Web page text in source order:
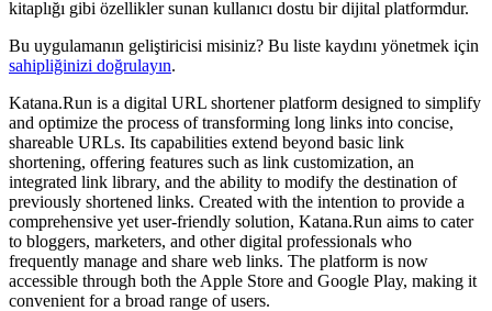
kitaplığı gibi özellikler sunan kullanıcı dostu bir dijital platformdur.
Bu uygulamanın geliştiricisi misiniz? Bu liste kaydını yönetmek için
sahipliğinizi doğrulayın.
Katana.Run is a digital URL shortener platform designed to simplify
and optimize the process of transforming long links into concise,
shareable URLs. Its capabilities extend beyond basic link
shortening, offering features such as link customization, an
integrated link library, and the ability to modify the destination of
previously shortened links. Created with the intention to provide a
comprehensive yet user-friendly solution, Katana.Run aims to cater
to bloggers, marketers, and other digital professionals who
frequently manage and share web links. The platform is now
accessible through both the Apple Store and Google Play, making it
convenient for a broad range of users.